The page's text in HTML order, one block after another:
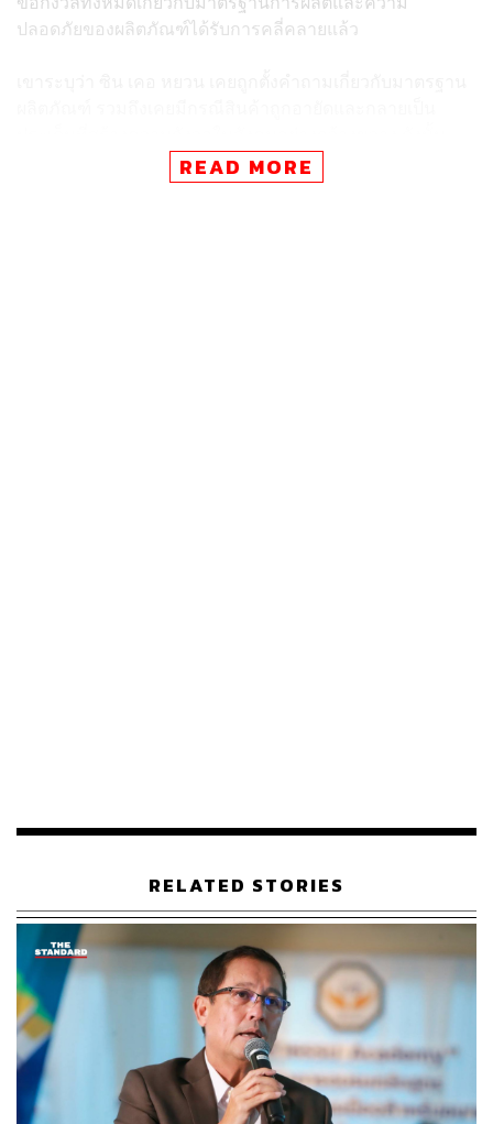
ปลอดภัยของผลิตภัณฑ์ได้รับการคลี่คลายแล้ว
รัฐบาลไม่ควรใช้คำว่า “ผ่านเกณฑ์” เป็นคำอธิบายครอบคลุม
แนวทางที่ขาดความโปร่งใส โดยอนุญาตให้กลับมาเดิน
เครื่องโดยไม่สามารถสร้างความเชื่อมั่นต่อสาธารณะได้
อย่างเพียงพอ
พร้อมกันนี้ เขาเรียกร้องให้รัฐบาลเปิดเผยผลการตรวจ
มาตรฐานเหล็ก รายงานการทดสอบ กระบวนการควบคุม
คุณภาพ แผนการสุ่มตรวจหลังเปิดโรงงาน มาตรการป้องกัน
สินค้าที่ไม่ได้มาตรฐานเข้าสู่ตลาด รวมถึงแนวทางรับผิดชอบ
ของหน่วยงานรัฐหากเกิดปัญหาซ้ำในอนาคต
READ MORE
RELATED STORIES